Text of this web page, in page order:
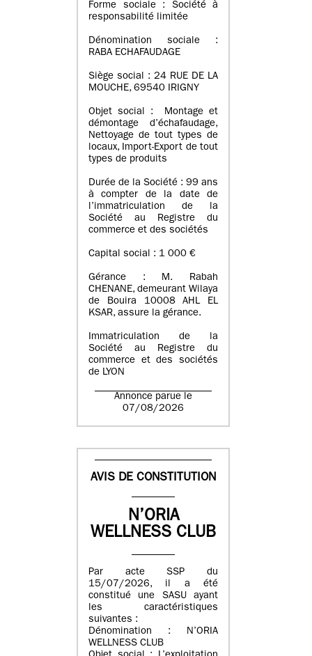
Forme sociale : Société à
responsabilité limitée
Dénomination sociale :
RABA ECHAFAUDAGE
Siège social : 24 RUE DE LA
MOUCHE, 69540 IRIGNY
Objet social : Montage et
démontage d’échafaudage,
Nettoyage de tout types de
locaux, Import-Export de tout
types de produits
Durée de la Société : 99 ans
à compter de la date de
l’immatriculation de la
Société au Registre du
commerce et des sociétés
Capital social : 1 000 €
Gérance : M. Rabah
CHENANE, demeurant Wilaya
de Bouira 10008 AHL EL
KSAR, assure la gérance.
Immatriculation de la
Société au Registre du
commerce et des sociétés
de LYON
Annonce parue le
07/08/2026
AVIS DE CONSTITUTION
N’ORIA
WELLNESS CLUB
Par acte SSP du
15/07/2026, il a été
constitué une SASU ayant
les caractéristiques
suivantes :
Dénomination : N’ORIA
WELLNESS CLUB